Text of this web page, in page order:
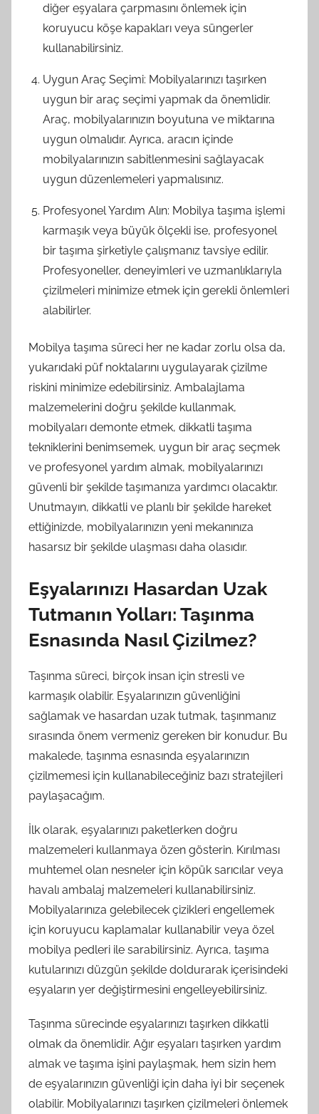
diğer eşyalara çarpmasını önlemek için
koruyucu köşe kapakları veya süngerler
kullanabilirsiniz.
Uygun Araç Seçimi: Mobilyalarınızı taşırken
uygun bir araç seçimi yapmak da önemlidir.
Araç, mobilyalarınızın boyutuna ve miktarına
uygun olmalıdır. Ayrıca, aracın içinde
mobilyalarınızın sabitlenmesini sağlayacak
uygun düzenlemeleri yapmalısınız.
Profesyonel Yardım Alın: Mobilya taşıma işlemi
karmaşık veya büyük ölçekli ise, profesyonel
bir taşıma şirketiyle çalışmanız tavsiye edilir.
Profesyoneller, deneyimleri ve uzmanlıklarıyla
çizilmeleri minimize etmek için gerekli önlemleri
alabilirler.
Mobilya taşıma süreci her ne kadar zorlu olsa da,
yukarıdaki püf noktalarını uygulayarak çizilme
riskini minimize edebilirsiniz. Ambalajlama
malzemelerini doğru şekilde kullanmak,
mobilyaları demonte etmek, dikkatli taşıma
tekniklerini benimsemek, uygun bir araç seçmek
ve profesyonel yardım almak, mobilyalarınızı
güvenli bir şekilde taşımanıza yardımcı olacaktır.
Unutmayın, dikkatli ve planlı bir şekilde hareket
ettiğinizde, mobilyalarınızın yeni mekanınıza
hasarsız bir şekilde ulaşması daha olasıdır.
Eşyalarınızı Hasardan Uzak
Tutmanın Yolları: Taşınma
Esnasında Nasıl Çizilmez?
Taşınma süreci, birçok insan için stresli ve
karmaşık olabilir. Eşyalarınızın güvenliğini
sağlamak ve hasardan uzak tutmak, taşınmanız
sırasında önem vermeniz gereken bir konudur. Bu
makalede, taşınma esnasında eşyalarınızın
çizilmemesi için kullanabileceğiniz bazı stratejileri
paylaşacağım.
İlk olarak, eşyalarınızı paketlerken doğru
malzemeleri kullanmaya özen gösterin. Kırılması
muhtemel olan nesneler için köpük sarıcılar veya
havalı ambalaj malzemeleri kullanabilirsiniz.
Mobilyalarınıza gelebilecek çizikleri engellemek
için koruyucu kaplamalar kullanabilir veya özel
mobilya pedleri ile sarabilirsiniz. Ayrıca, taşıma
kutularınızı düzgün şekilde doldurarak içerisindeki
eşyaların yer değiştirmesini engelleyebilirsiniz.
Taşınma sürecinde eşyalarınızı taşırken dikkatli
olmak da önemlidir. Ağır eşyaları taşırken yardım
almak ve taşıma işini paylaşmak, hem sizin hem
de eşyalarınızın güvenliği için daha iyi bir seçenek
olabilir. Mobilyalarınızı taşırken çizilmeleri önlemek